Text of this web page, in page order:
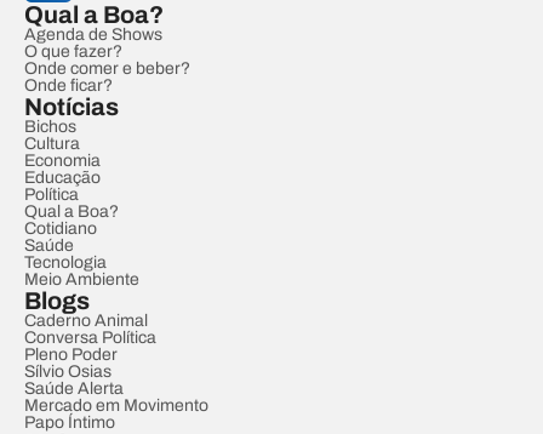
Qual a Boa?
Agenda de Shows
O que fazer?
Onde comer e beber?
Onde ficar?
Notícias
Bichos
Cultura
Economia
Educação
Política
Qual a Boa?
Cotidiano
Saúde
Tecnologia
Meio Ambiente
Blogs
Caderno Animal
Conversa Política
Pleno Poder
Sílvio Osias
Saúde Alerta
Mercado em Movimento
Papo Íntimo